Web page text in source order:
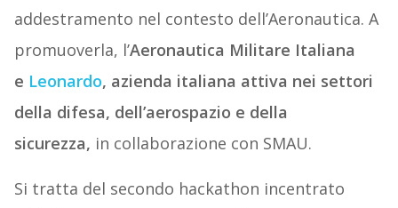
addestramento nel contesto dell’Aeronautica. A
promuoverla, l’Aeronautica Militare Italiana
e Leonardo, azienda italiana attiva nei settori
della difesa, dell’aerospazio e della
sicurezza, in collaborazione con SMAU.
Si tratta del secondo hackathon incentrato